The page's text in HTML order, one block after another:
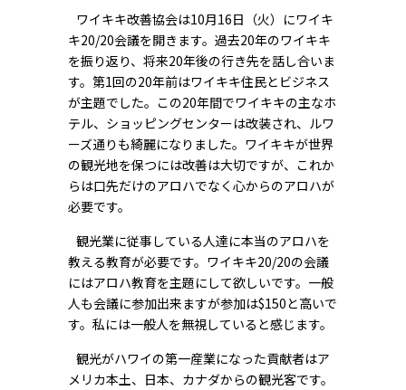
ワイキキ改善協会は10月16日（火）にワイキ
キ20/20会議を開きます。過去20年のワイキキ
を振り返り、将来20年後の行き先を話し合いま
す。第1回の20年前はワイキキ住民とビジネス
が主題でした。この20年間でワイキキの主なホ
テル、ショッピングセンターは改装され、ルワ
ーズ通りも綺麗になりました。ワイキキが世界
の観光地を保つには改善は大切ですが、これか
らは口先だけのアロハでなく心からのアロハが
必要です。
観光業に従事している人達に本当のアロハを
教える教育が必要です。ワイキキ20/20の会議
にはアロハ教育を主題にして欲しいです。一般
人も会議に参加出来ますが参加は$150と高いで
す。私には一般人を無視していると感じます。
観光がハワイの第一産業になった貢献者はア
メリカ本土、日本、カナダからの観光客です。